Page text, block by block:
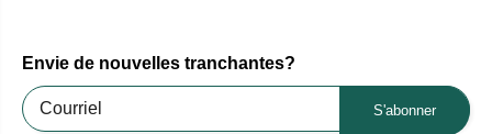
Envie de nouvelles tranchantes?
S'abonner